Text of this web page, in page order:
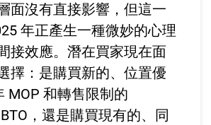
面沒有直接影響，但這一
年正產生一種微妙的心理
接效應。潛在買家現在面
擇：是購買新的、位置優
MOP 和轉售限制的
，還是購買現有的、同